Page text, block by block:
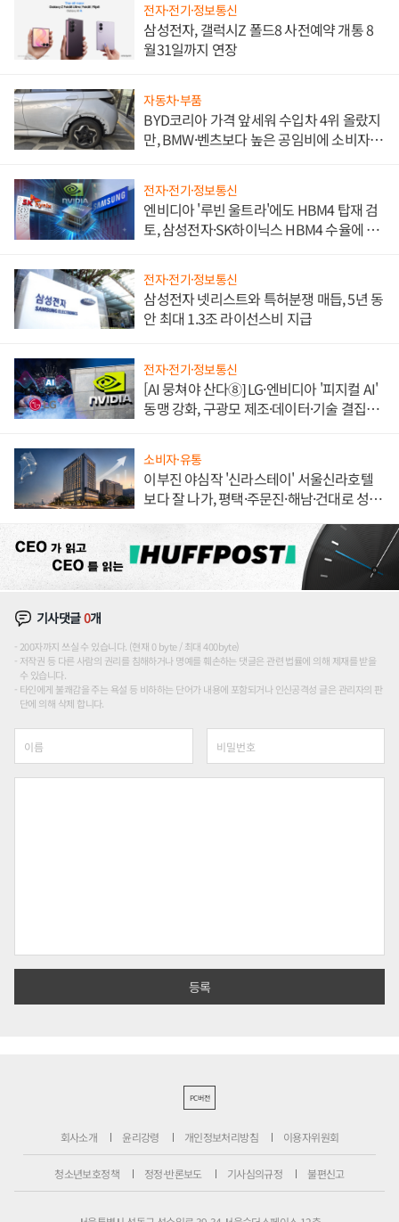
전자·전기·정보통신
삼성전자, 갤럭시Z 폴드8 사전예약 개통 8
월31일까지 연장
자동차·부품
BYD코리아 가격 앞세워 수입차 4위 올랐지
만, BMW·벤츠보다 높은 공임비에 소비자
전자·전기·정보통신
엔비디아 '루빈 울트라'에도 HBM4 탑재 검
토, 삼성전자·SK하이닉스 HBM4 수율에 주
전자·전기·정보통신
삼성전자 넷리스트와 특허분쟁 매듭, 5년 동
안 최대 1.3조 라이선스비 지급
전자·전기·정보통신
[AI 뭉쳐야 산다⑧] LG·엔비디아 '피지컬 AI'
동맹 강화, 구광모 제조·데이터·기술 결집
소비자·유통
이부진 야심작 '신라스테이' 서울신라호텔
보다 잘 나가, 평택·주문진·해남·건대로 성
기사댓글0개
200자까지 쓰실 수 있습니다. (현재 0 byte / 최대 400byte)
저작권 등 다른 사람의 권리를 침해하거나 명예를 훼손하는 댓글은 관련 법률에 의해 제재를 받을
수 있습니다.
타인에게 불쾌감을 주는 욕설 등 비하하는 단어가 내용에 포함되거나 인신공격성 글은 관리자의 판
단에 의해 삭제 합니다.
PC버전
회사소개 윤리강령 개인정보처리방침 이용자위원회
청소년보호정책 정정·반론보도 기사심의규정 불편신고